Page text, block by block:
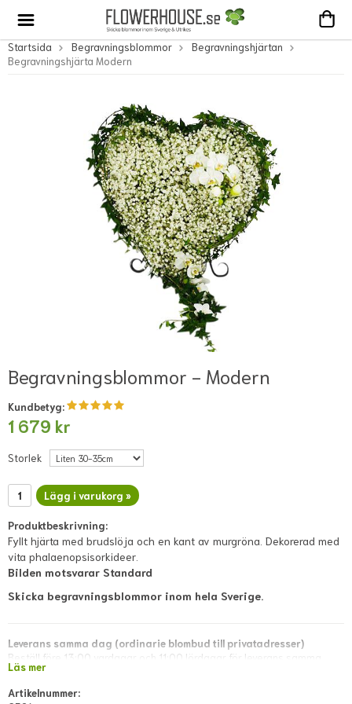
Startsida Begravningsblommor
Begravningshjärtan
Begravningshjärta Modern
Begravningsblommor - Modern
Kundbetyg:
1 679 kr
Storlek
Lägg i varukorg »
Produktbeskrivning:
Fyllt hjärta med brudslöja och en kant av murgröna. Dekorerad med
vita phalaenopsisorkideer.
Bilden motsvarar Standard
Skicka begravningsblommor inom hela Sverige.
Leverans samma dag (ordinarie blombud till privatadresser)
Beställ före 13:00 vardagar och 11:00 lördagar för leverans samma
dag. Lokala avvikelser kan förekomma; dessa visas i direkt kassan eller
Läs mer
Artikelnummer: